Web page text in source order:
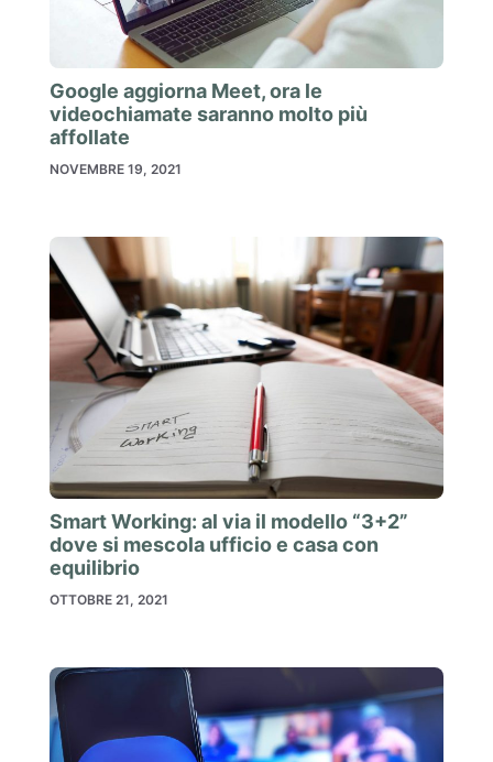
Google aggiorna Meet, ora le
videochiamate saranno molto più
affollate
NOVEMBRE 19, 2021
Smart Working: al via il modello “3+2”
dove si mescola ufficio e casa con
equilibrio
OTTOBRE 21, 2021